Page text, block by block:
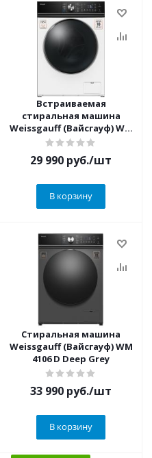
Встраиваемая
стиральная машина
Weissgauff (Вайсгауф) WM
4106 D
29 990 руб./шт
В корзину
Стиральная машина
Weissgauff (Вайсгауф) WM
4106 D Deep Grey
33 990 руб./шт
В корзину